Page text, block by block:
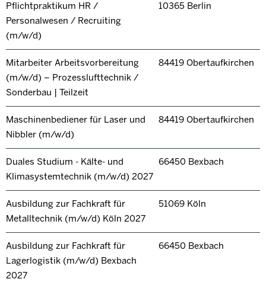
Pflichtpraktikum HR /
Personalwesen / Recruiting
(m/w/d)
10365 Berlin
Mitarbeiter Arbeitsvorbereitung
(m/w/d) – Prozesslufttechnik /
Sonderbau | Teilzeit
84419 Obertaufkirchen
Maschinenbediener für Laser und
Nibbler (m/w/d)
84419 Obertaufkirchen
Duales Studium - Kälte- und
Klimasystemtechnik (m/w/d) 2027
66450 Bexbach
Ausbildung zur Fachkraft für
Metalltechnik (m/w/d) Köln 2027
51069 Köln
Ausbildung zur Fachkraft für
Lagerlogistik (m/w/d) Bexbach
2027
66450 Bexbach